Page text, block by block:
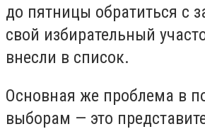
до пятницы обратиться с
свой избирательный
внесли в список.
Основная же проблема в
выборам — это